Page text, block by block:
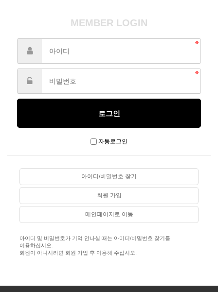
MEMBER LOGIN
자동로그인
아이디/비밀번호 찾기
회원 가입
메인페이지로 이동
아이디 및 비밀번호가 기억 안나실 때는 아이디/비밀번호 찾기를
이용하십시오.
회원이 아니시라면 회원 가입 후 이용해 주십시오.